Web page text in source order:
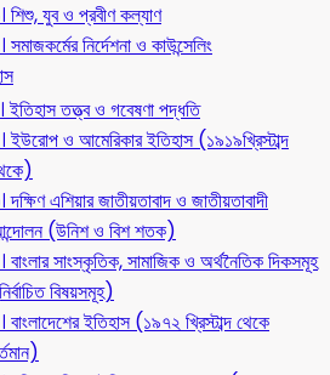
শিশু, যুব ও প্রবীণ কল্যাণ
সমাজকর্মের নির্দেশনা ও কাউন্সেলিং
ইতিহাস তত্ত্ব ও গবেষণা পদ্ধতি
ইউরোপ ও আমেরিকার ইতিহাস (১৯১৯খ্রিস্টাব্দ
দক্ষিণ এশিয়ার জাতীয়তাবাদ ও জাতীয়তাবাদী
(উনিশ ও বিশ শতক)
বাংলার সাংস্কৃতিক, সামাজিক ও অর্থনৈতিক দিকসমূহ
বিষয়সমূহ)
বাংলাদেশের ইতিহাস (১৯৭২ খ্রিস্টাব্দ থেকে